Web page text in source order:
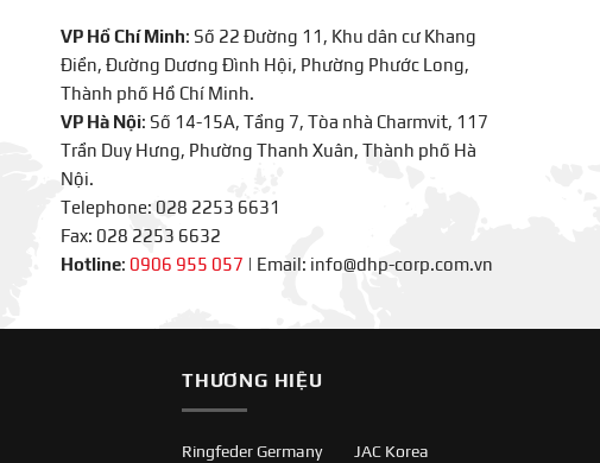
VP Hồ Chí Minh: Số 22 Đường 11, Khu dân cư Khang
Điền, Đường Dương Đình Hội, Phường Phước Long,
Thành phố Hồ Chí Minh.
VP Hà Nội: Số 14-15A, Tầng 7, Tòa nhà Charmvit, 117
Trần Duy Hưng, Phường Thanh Xuân, Thành phố Hà
Nội.
Telephone: 028 2253 6631
Fax: 028 2253 6632
Hotline: 0906 955 057 Email: info@dhp-corp.com.vn
THƯƠNG HIỆU
Ringfeder Germany JAC Korea